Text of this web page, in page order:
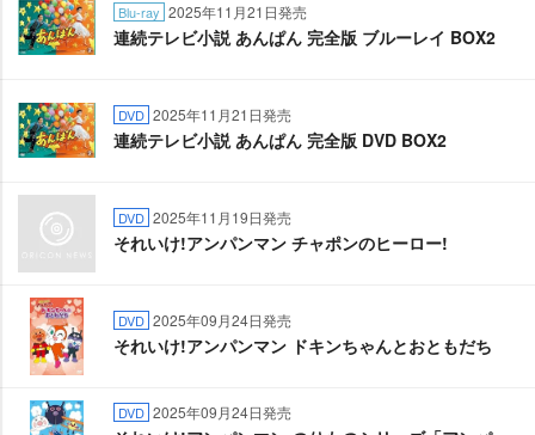
Blu-ray 2025年11月21日発売
連続テレビ小説 あんぱん 完全版 ブルーレイ BOX2
DVD 2025年11月21日発売
連続テレビ小説 あんぱん 完全版 DVD BOX2
DVD 2025年11月19日発売
それいけ!アンパンマン チャポンのヒーロー!
DVD 2025年09月24日発売
それいけ!アンパンマン ドキンちゃんとおともだち
DVD 2025年09月24日発売